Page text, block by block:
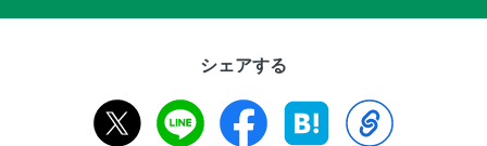
シェアする